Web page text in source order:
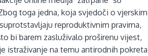
toga jedna, koja svjedoči o vjerskim
reproduktivnim pravima,
bi barem zasluživalo proširenu vijest,
istraživanje na temu antirodnih pokreta